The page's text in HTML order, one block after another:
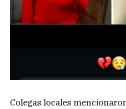
Colegas locales